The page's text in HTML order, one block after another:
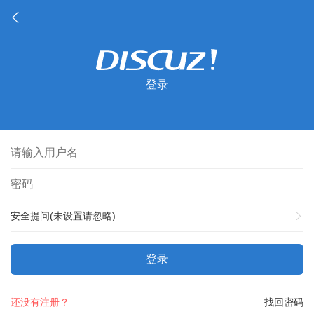
登录
安全提问(未设置请忽略)
登录
找回密码
还没有注册？